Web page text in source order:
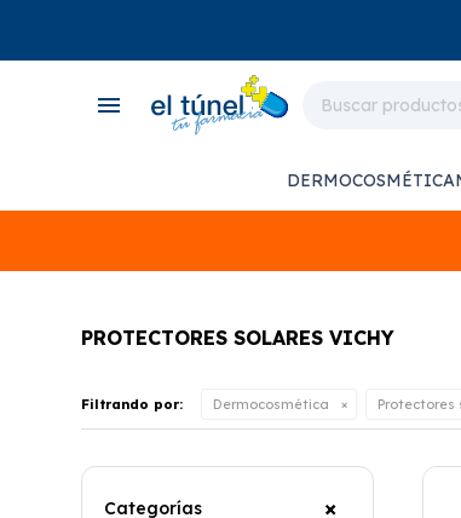
menu
DERMOCOSMÉTICA
PROTECTORES SOLARES VICHY
Filtrando por: Dermocosmética Protectores
Categorías
close
store
local_shipping